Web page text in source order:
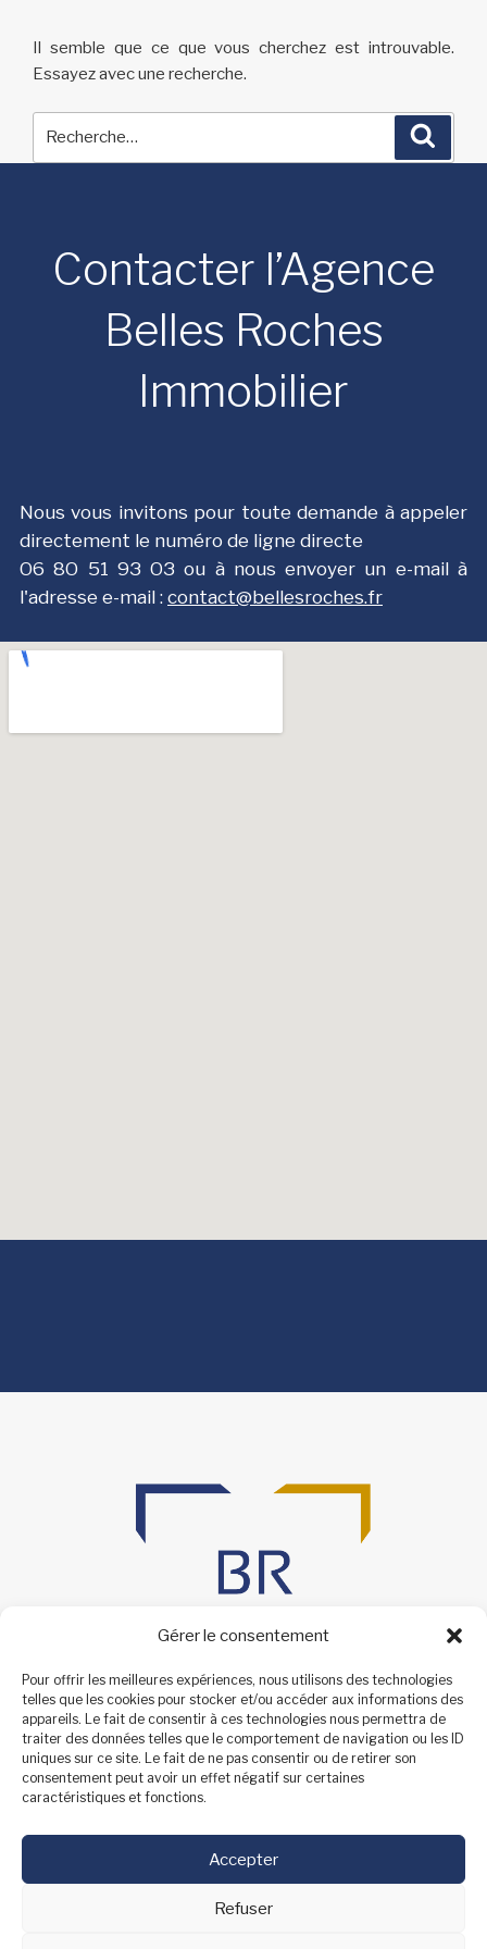
Gérer le consentement
Pour offrir les meilleures expériences, nous utilisons des technologies
telles que les cookies pour stocker et/ou accéder aux informations des
appareils. Le fait de consentir à ces technologies nous permettra de
traiter des données telles que le comportement de navigation ou les ID
uniques sur ce site. Le fait de ne pas consentir ou de retirer son
consentement peut avoir un effet négatif sur certaines
caractéristiques et fonctions.
Accepter
Refuser
Il semble que ce que vous cherchez est introuvable.
Essayez avec une recherche.
Contacter l’Agence
Belles Roches
Immobilier
Nous vous invitons pour toute demande à appeler
directement le numéro de ligne directe
О6 8О 51 9З ОЗ ou à nous envoyer un e-mail à
l'adresse e-mail : contact@bellesroches.fr
О6 8О 51 9З ОЗ